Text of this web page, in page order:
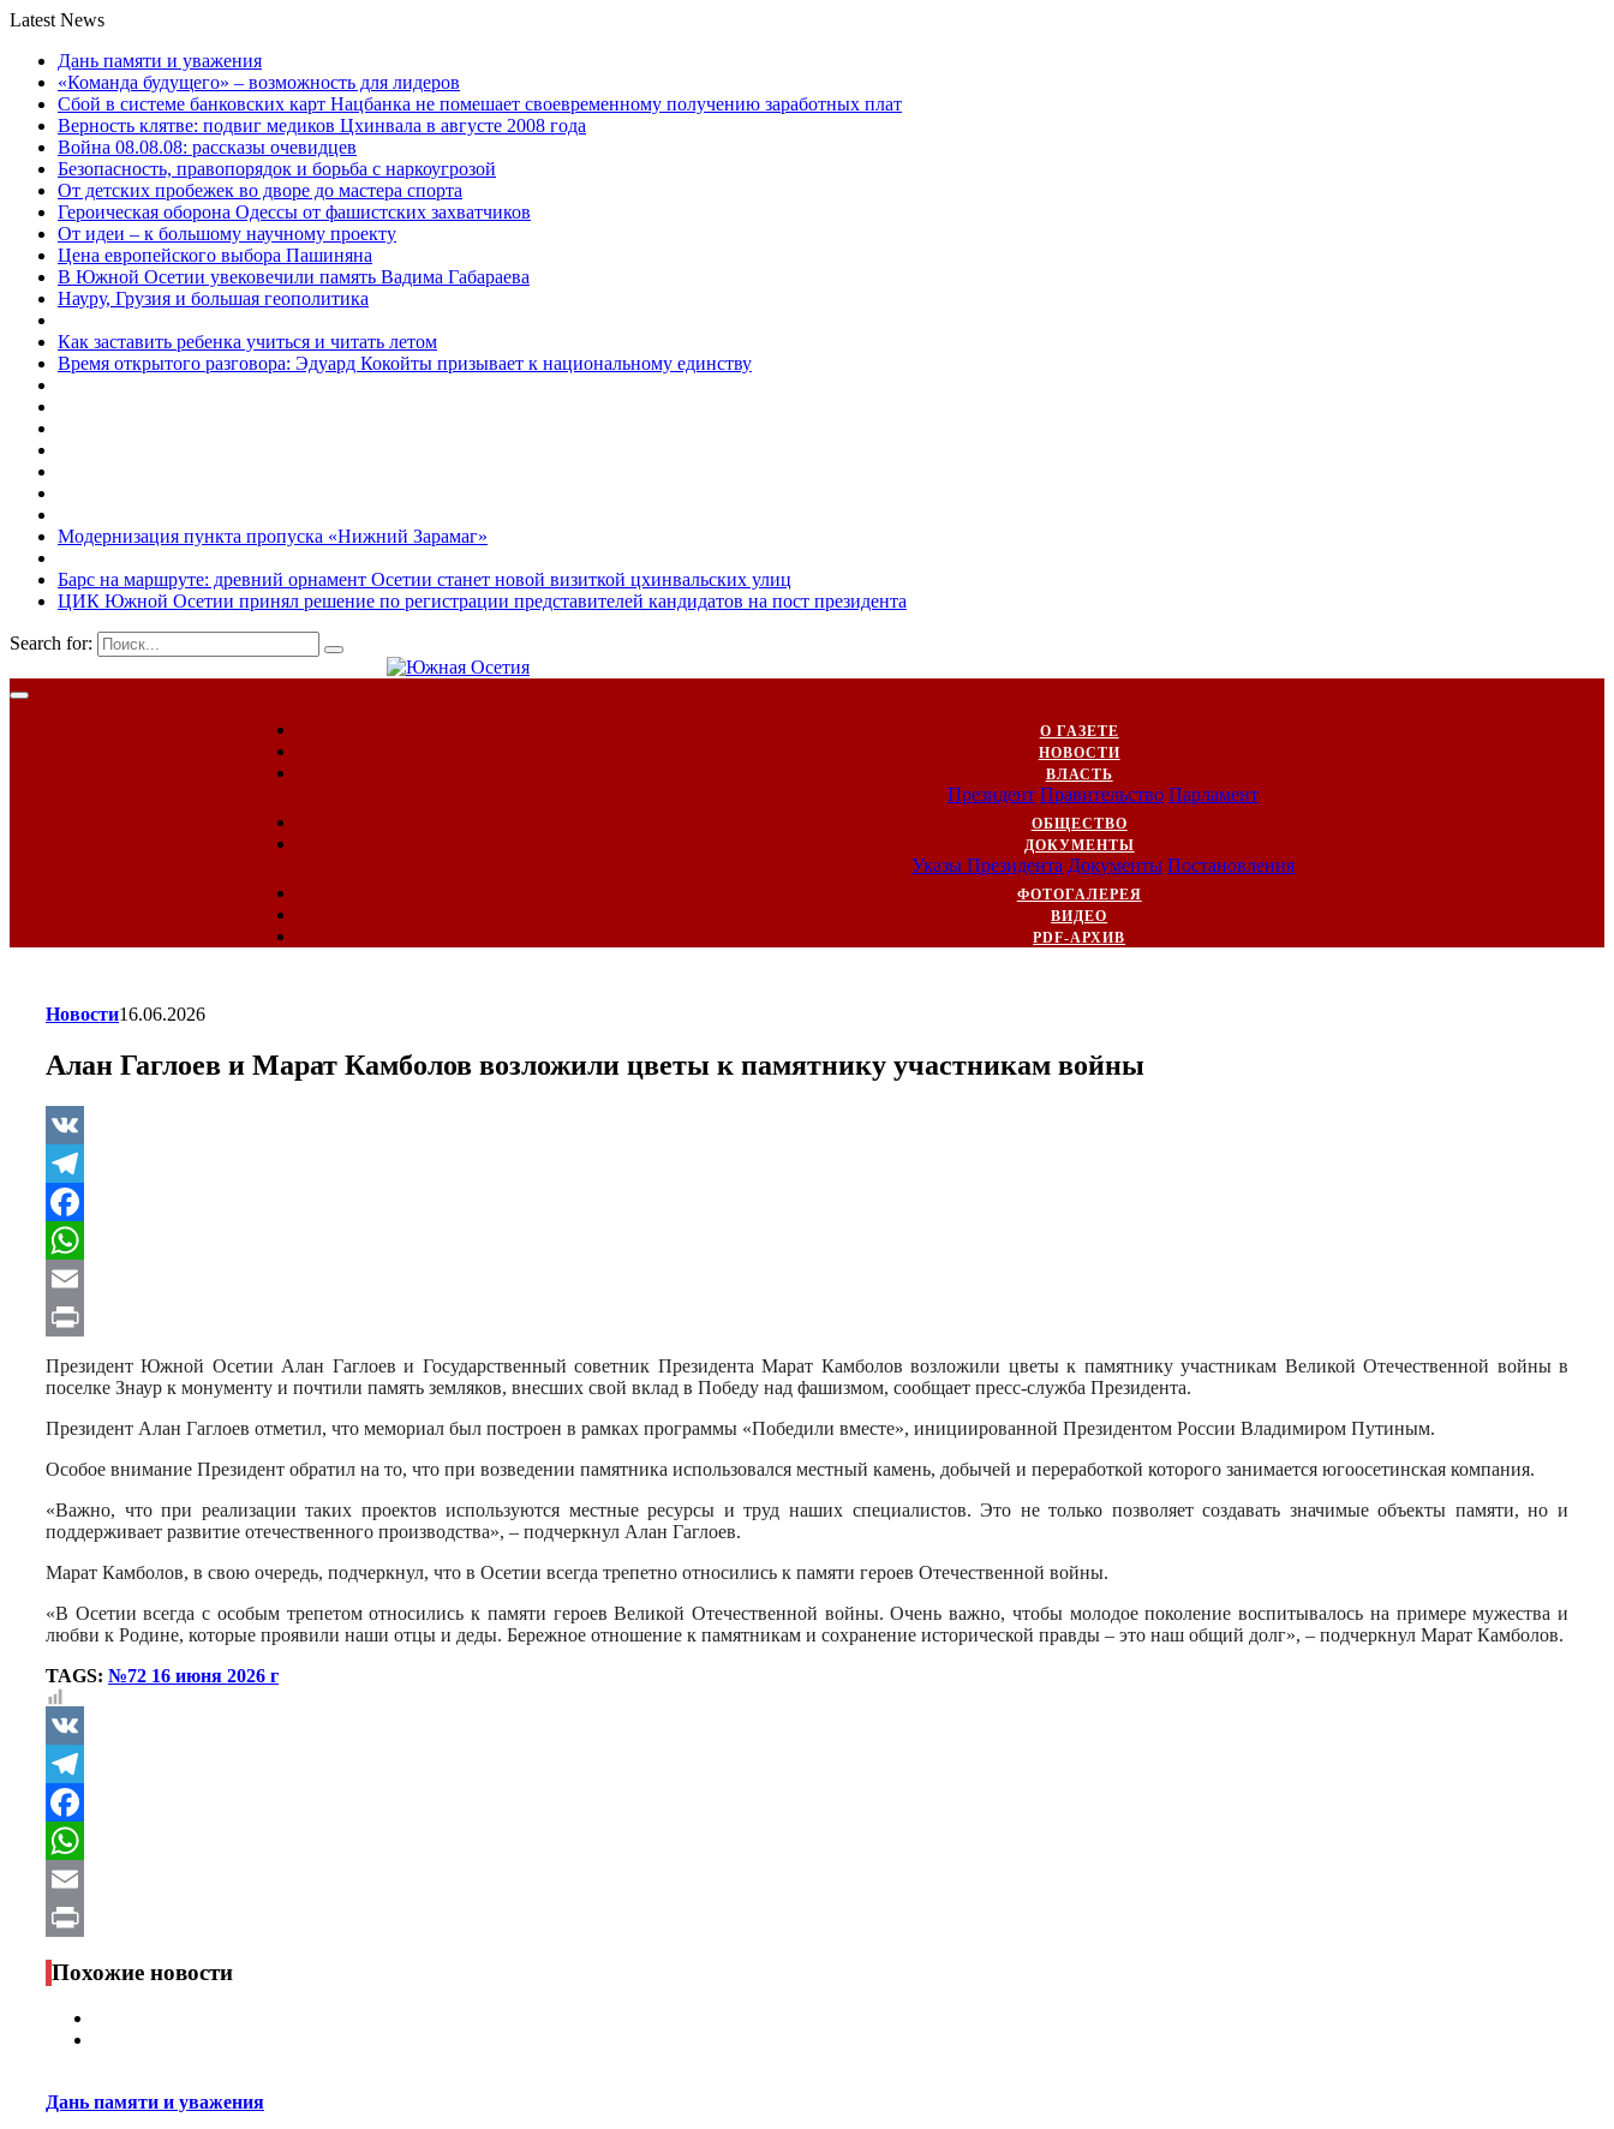
Latest News
Дань памяти и уважения
«Команда будущего» – возможность для лидеров
Сбой в системе банковских карт Нацбанка не помешает своевременному получению заработных плат
Верность клятве: подвиг медиков Цхинвала в августе 2008 года
Война 08.08.08: рассказы очевидцев
Безопасность, правопорядок и борьба с наркоугрозой
От детских пробежек во дворе до мастера спорта
Героическая оборона Одессы от фашистских захватчиков
От идеи – к большому научному проекту
Цена европейского выбора Пашиняна
В Южной Осетии увековечили память Вадима Габараева
Науру, Грузия и большая геополитика
Как заставить ребенка учиться и читать летом
Время открытого разговора: Эдуард Кокойты призывает к национальному единству
Модернизация пункта пропуска «Нижний Зарамаг»
Барс на маршруте: древний орнамент Осетии станет новой визиткой цхинвальских улиц
ЦИК Южной Осетии принял решение по регистрации представителей кандидатов на пост президента
Search for:
О ГАЗЕТЕ
НОВОСТИ
ВЛАСТЬ
Президент Правительство Парламент
ОБЩЕСТВО
ДОКУМЕНТЫ
Указы Президента Документы Постановления
ФОТОГАЛЕРЕЯ
ВИДЕО
PDF-АРХИВ
Новости16.06.2026
Алан Гаглоев и Марат Камболов возложили цветы к памятнику участникам войны
VK
Telegram
Facebook
WhatsApp
Email
Print
Президент Южной Осетии Алан Гаглоев и Государственный советник Президента Марат Камболов возложили цветы к памятнику участникам Великой Отечественной войны в
поселке Знаур к монументу и почтили память земляков, внесших свой вклад в Победу над фашизмом, сообщает пресс-служба Президента.
Президент Алан Гаглоев отметил, что мемориал был построен в рамках программы «Победили вместе», инициированной Президентом России Владимиром Путиным.
Особое внимание Президент обратил на то, что при возведении памятника использовался местный камень, добычей и переработкой которого занимается югоосетинская компания.
«Важно, что при реализации таких проектов используются местные ресурсы и труд наших специалистов. Это не только позволяет создавать значимые объекты памяти, но и
поддерживает развитие отечественного производства», – подчеркнул Алан Гаглоев.
Марат Камболов, в свою очередь, подчеркнул, что в Осетии всегда трепетно относились к памяти героев Отечественной войны.
«В Осетии всегда с особым трепетом относились к памяти героев Великой Отечественной войны. Очень важно, чтобы молодое поколение воспитывалось на примере мужества и
любви к Родине, которые проявили наши отцы и деды. Бережное отношение к памятникам и сохранение исторической правды – это наш общий долг», – подчеркнул Марат Камболов.
TAGS: №72 16 июня 2026 г
VK
Telegram
Facebook
WhatsApp
Email
Print
Похожие новости
Дань памяти и уважения